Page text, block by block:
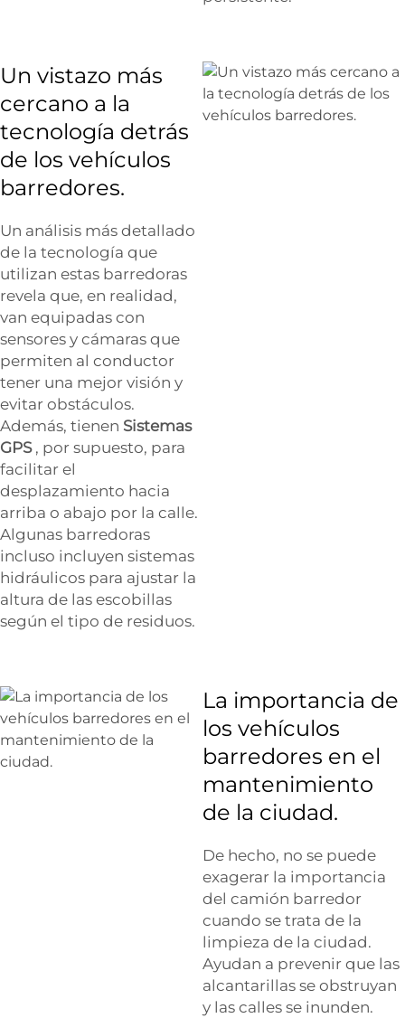
Un vistazo más
cercano a la
tecnología detrás
de los vehículos
barredores.
Un análisis más detallado
de la tecnología que
utilizan estas barredoras
revela que, en realidad,
van equipadas con
sensores y cámaras que
permiten al conductor
tener una mejor visión y
evitar obstáculos.
Además, tienen Sistemas
GPS , por supuesto, para
facilitar el
desplazamiento hacia
arriba o abajo por la calle.
Algunas barredoras
incluso incluyen sistemas
hidráulicos para ajustar la
altura de las escobillas
según el tipo de residuos.
La importancia de
los vehículos
barredores en el
mantenimiento
de la ciudad.
De hecho, no se puede
exagerar la importancia
del camión barredor
cuando se trata de la
limpieza de la ciudad.
Ayudan a prevenir que las
alcantarillas se obstruyan
y las calles se inunden.